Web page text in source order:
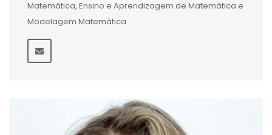
Matemática, Ensino e Aprendizagem de Matemática e
Modelagem Matemática.